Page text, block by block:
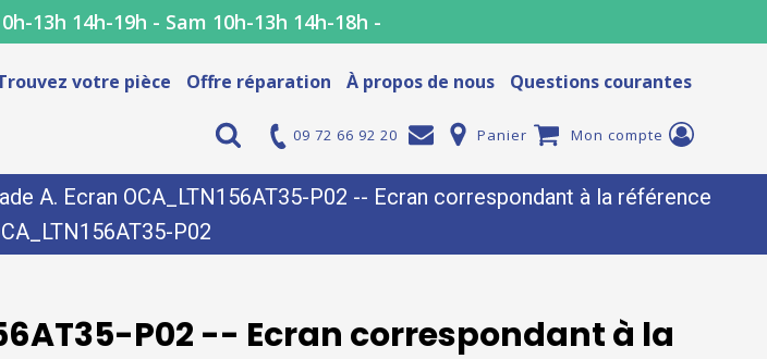
13h 14h-19h - Sam 10h-13h 14h-18h -
votre pièce Offre réparation À propos de nous Questions courantes
09 72 66 92 20 Panier Mon compte
A. Ecran OCA_LTN156AT35-P02 -- Ecran correspondant à la référence
P02
P02 -- Ecran correspondant à la